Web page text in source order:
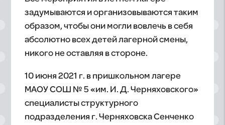
задумываются и организовываются таким
образом, чтобы они могли вовлечь в себя
абсолютно всех детей лагерной смены,
никого не оставляя в стороне.
10 июня 2021 г. в пришкольном лагере
МАОУ СОШ № 5 «им. И. Д. Черняховского»
специалисты структурного
подразделения г. Черняховска Сенченко